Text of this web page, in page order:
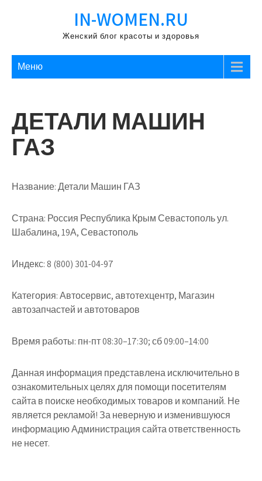
IN-WOMEN.RU
Женский блог красоты и здоровья
Меню
ДЕТАЛИ МАШИН
ГАЗ
Название:Детали Машин ГАЗ
Страна: Россия Республика Крым Севастополь ул.
Шабалина, 19А, Севастополь
Индекс:8 (800) 301-04-97
Категория:Автосервис, автотехцентр, Магазин
автозапчастей и автотоваров
Время работы: пн-пт 08:30–17:30; сб 09:00–14:00
Данная информация представлена исключительно в
ознакомительных целях для помощи посетителям
сайта в поиске необходимых товаров и компаний. Не
является рекламой! За неверную и изменившуюся
информацию Администрация сайта ответственность
не несет.